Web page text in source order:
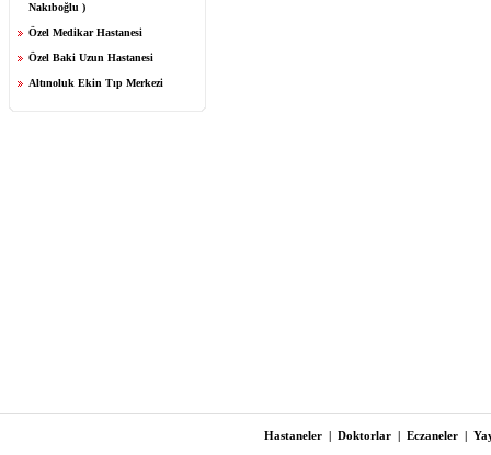
Nakıboğlu )
Özel Medikar Hastanesi
Özel Baki Uzun Hastanesi
Altınoluk Ekin Tıp Merkezi
Hastaneler | Doktorlar | Eczaneler |